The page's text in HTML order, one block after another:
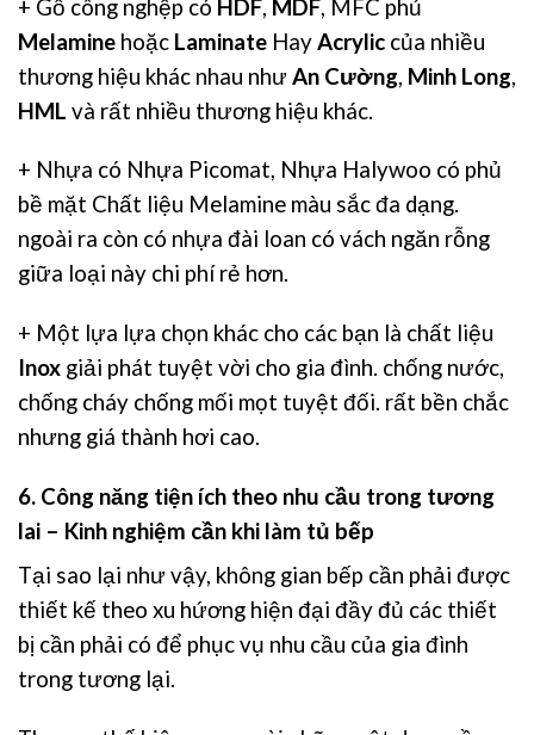
+ Gỗ công nghệp có HDF, MDF, MFC phủ
Melamine hoặc Laminate HayAcrylic của nhiều
thương hiệu khác nhau nhưAn Cường, Minh Long,
HML và rất nhiều thương hiệu khác.
+ Nhựa có Nhựa Picomat, Nhựa Halywoo có phủ
bề mặt Chất liệu Melamine màu sắc đa dạng.
ngoài ra còn có nhựa đài loan có vách ngăn rỗng
giữa loại này chi phí rẻ hơn.
+ Một lựa lựa chọn khác cho các bạn là chất liệu
Inox giải phát tuyệt vời cho gia đình. chống nước,
chống cháy chống mối mọt tuyệt đối. rất bền chắc
nhưng giá thành hơi cao.
6. Công năng tiện ích theo nhu cầu trong tương
lai – Kinh nghiệm cần khi làm tủ bếp
Tại sao lại như vậy, không gian bếp cần phải được
thiết kế theo xu hứơng hiện đại đầy đủ các thiết
bị cần phải có để phục vụ nhu cầu của gia đình
trong tương lại.